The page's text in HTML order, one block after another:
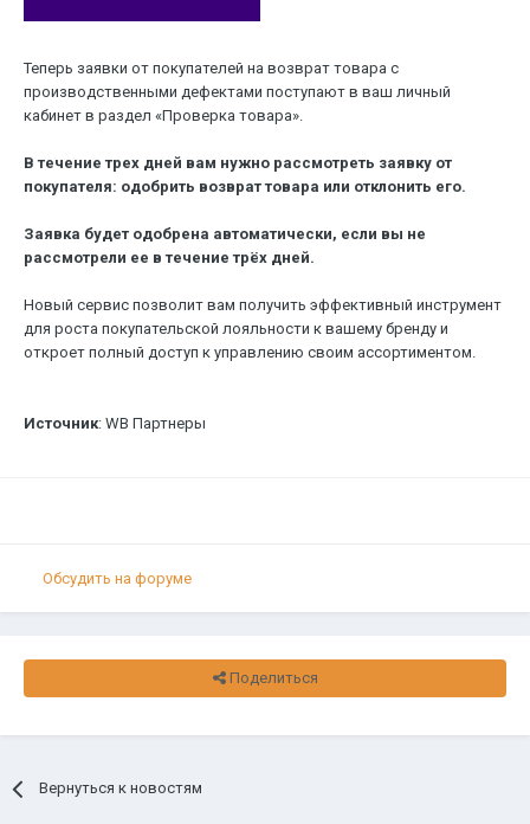
Теперь заявки от покупателей на возврат товара с
производственными дефектами поступают в ваш личный
кабинет в раздел «Проверка товара».
В течение трех дней вам нужно рассмотреть заявку от
покупателя: одобрить возврат товара или отклонить его.
Заявка будет одобрена автоматически, если вы не
рассмотрели ее в течение трёх дней.
Новый сервис позволит вам получить эффективный инструмент
для роста покупательской лояльности к вашему бренду и
откроет полный доступ к управлению своим ассортиментом.
Источник: WB Партнеры
Обсудить на форуме
Поделиться
Вернуться к новостям